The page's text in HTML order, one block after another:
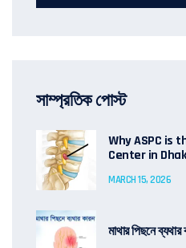
সাম্প্রতিক পোস্ট
Why ASPC is
Center in
MARCH 15, 2026
মাথার পিছনে ব্যথার